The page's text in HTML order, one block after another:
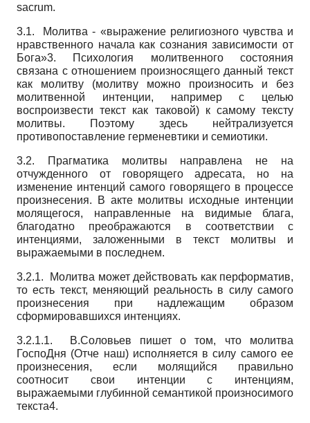
sacrum.
3.1. Молитва - «выражение религиозного чувства и
нравственного начала как сознания зависимости от
Бога»3. Психология молитвенного состояния
связана с отношением произносящего данный текст
как молитву (молитву можно произносить и без
молитвенной интенции, например с целью
воспроизвести текст как таковой) к самому тексту
молитвы. Поэтому здесь нейтрализуется
противопоставление герменевтики и семиотики.
3.2. Прагматика молитвы направлена не на
отчужденного от говорящего адресата, но на
изменение интенций самого говорящего в процессе
произнесения. В акте молитвы исходные интенции
молящегося, направленные на видимые блага,
благодатно преображаются в соответствии с
интенциями, заложенными в текст молитвы и
выражаемыми в последнем.
3.2.1. Молитва может действовать как перформатив,
то есть текст, меняющий реальность в силу самого
произнесения при надлежащим образом
сформировавшихся интенциях.
3.2.1.1. В.Соловьев пишет о том, что молитва
ГоспоДня (Отче наш) исполняется в силу самого ее
произнесения, если молящийся правильно
соотносит свои интенции с интенциям,
выражаемыми глубинной семантикой произносимого
текста4.